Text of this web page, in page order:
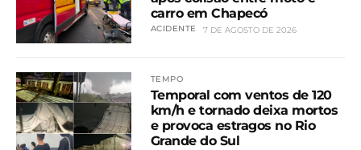
carro em Chapecó
ACIDENTE 7 DE AGOSTO DE 2026
TEMPO
Temporal com ventos de 120
km/h e tornado deixa mortos
e provoca estragos no Rio
Grande do Sul